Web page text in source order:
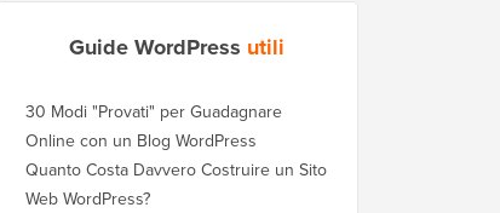
Guide WordPress utili
30 Modi "Provati" per Guadagnare
Online con un Blog WordPress
Quanto Costa Davvero Costruire un Sito
Web WordPress?